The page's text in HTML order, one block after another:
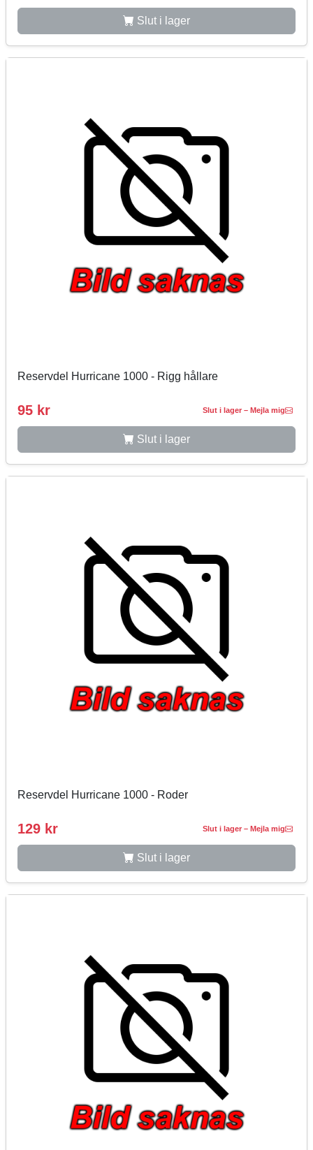
Slut i lager
Reservdel Hurricane 1000 - Rigg hållare
95 kr Slut i lager – Mejla mig
Slut i lager
Reservdel Hurricane 1000 - Roder
129 kr Slut i lager – Mejla mig
Slut i lager